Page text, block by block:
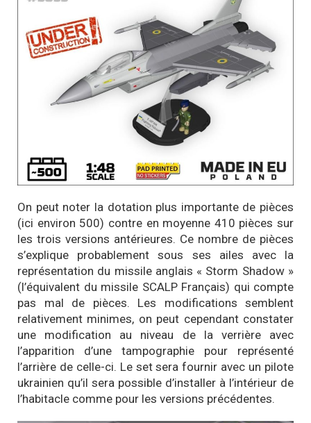
On peut noter la dotation plus importante de pièces
(ici environ 500) contre en moyenne 410 pièces sur
les trois versions antérieures. Ce nombre de pièces
s’explique probablement sous ses ailes avec la
représentation du missile anglais « Storm Shadow »
(l’équivalent du missile SCALP Français) qui compte
pas mal de pièces. Les modifications semblent
relativement minimes, on peut cependant constater
une modification au niveau de la verrière avec
l’apparition d’une tampographie pour représenté
l’arrière de celle-ci. Le set sera fournir avec un pilote
ukrainien qu’il sera possible d’installer à l’intérieur de
l’habitacle comme pour les versions précédentes.